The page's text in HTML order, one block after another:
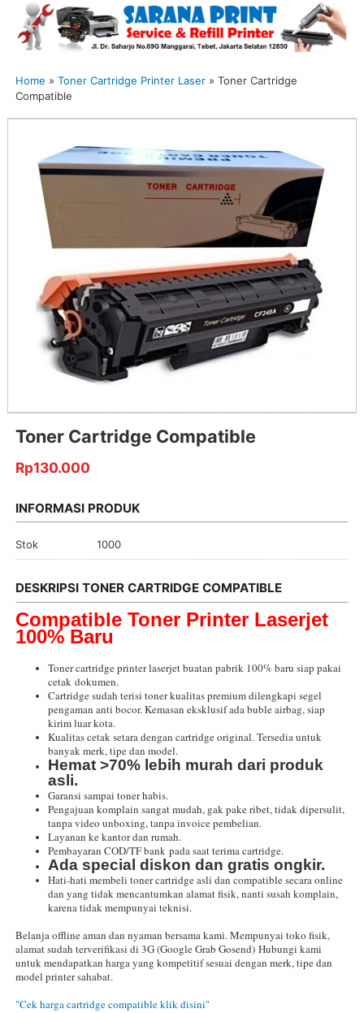
Home » Toner Cartridge Printer Laser» Toner Cartridge
Compatible
Toner Cartridge Compatible
Rp130.000
INFORMASI PRODUK
Stok 1000
DESKRIPSI TONER CARTRIDGE COMPATIBLE
Compatible Toner Printer Laserjet
100% Baru
Toner cartridge printer laserjet buatan pabrik 100% baru siap pakai
cetak dokumen.
Cartridge sudah terisi toner kualitas premium dilengkapi segel
pengaman anti bocor. Kemasan eksklusif ada buble airbag, siap
kirim luar kota.
Kualitas cetak setara dengan cartridge original. Tersedia untuk
banyak merk, tipe dan model.
Hemat >70% lebih murah dari produk
asli.
Garansi sampai toner habis.
Pengajuan komplain sangat mudah, gak pake ribet, tidak dipersulit,
tanpa video unboxing, tanpa invoice pembelian.
Layanan ke kantor dan rumah.
Pembayaran COD/TF bank pada saat terima cartridge.
Ada special diskon dan gratis ongkir.
Hati-hati membeli toner cartridge asli dan compatible secara online
dan yang tidak mencantumkan alamat fisik, nanti susah komplain,
karena tidak mempunyai teknisi.
Belanja offline aman dan nyaman bersama kami. Mempunyai toko fisik,
alamat sudah terverifikasi di 3G (Google Grab Gosend) Hubungi kami
untuk mendapatkan harga yang kompetitif sesuai dengan merk, tipe dan
model printer sahabat.
"Cek harga cartridge compatible klik disini"